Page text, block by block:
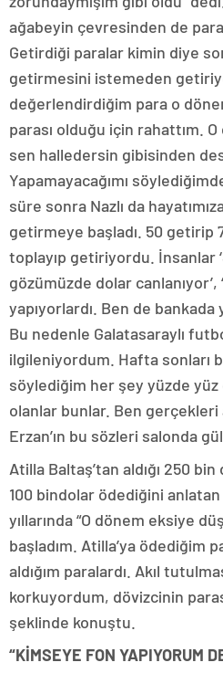
ağabeyin çevresinden de
Getirdiği paralar kimin diye
getirmesini istemeden
değerlendirdiğim para o
parası olduğu için rahattım.
sen halledersin gibisinden
Yapamayacağımı
süre sonra Nazlı da
getirmeye başladı. 50 getirip
toplayıp getiriyordu. İnsanlar
gözümüzde dolar canlanıyor’,
yapıyorlardı. Ben de
Bu nedenle Galatasaraylı
ilgileniyordum. Hafta sonları
söylediğim her şey yüzde
olanlar bunlar. Ben gerçekleri
Erzan’ın bu sözleri salonda
Atilla Baltaş’tan aldığı 250
100 bindolar ödediğini anlatan
yıllarında “O dönem eksiye
başladım. Atilla’ya ödediğim
aldığım paralardı. Akıl
korkuyordum, dövizcinin
şeklinde konuştu.
“KİMSEYE FON YAPIYORUM